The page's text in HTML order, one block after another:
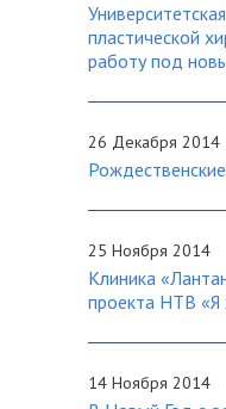
пластической
работу под
26 Декабря 2014
25 Ноября 2014
Клиника
проекта НТВ «Я
14 Ноября 2014